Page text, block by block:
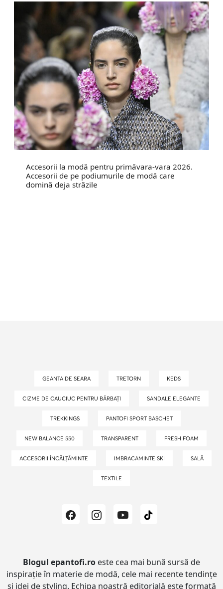
Accesorii la modă pentru primăvara-vara 2026.
Accesorii de pe podiumurile de modă care
domină deja străzile
GEANTA DE SEARA TRETORN KEDS
CIZME DE CAUCIUC PENTRU BĂRBAȚI SANDALE ELEGANTE
TREKKINGS PANTOFI SPORT BASCHET
NEW BALANCE 550 TRANSPARENT FRESH FOAM
ACCESORII ÎNCĂLȚĂMINTE IMBRACAMINTE SKI SALĂ
TEXTILE
Blogul epantofi.ro este cea mai bună sursă de
inspirație în materie de modă, cele mai recente tendințe
și idei de styling. Echipa noastră editorială este formată